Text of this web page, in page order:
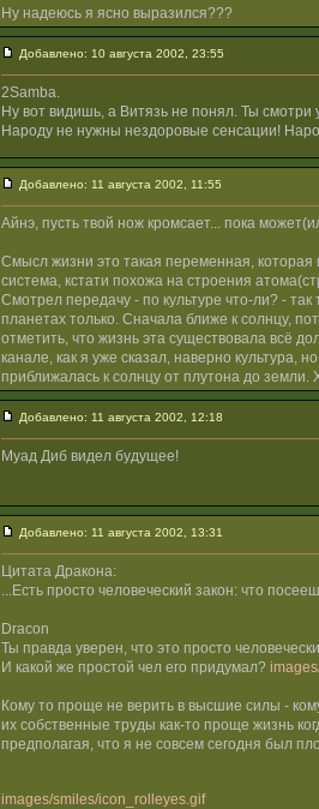
Ну надеюсь я ясно выразился???
Добавлено: 10 августа 2002, 23:55
2Samba.
Ну вот видишь, а Витязь не понял. Ты смотри
Народу не нужны нездоровые сенсации!
Добавлено: 11 августа 2002, 11:55
Айнэ, пусть твой нож кромсает... пока
Смысл жизни это такая переменная, которая
система, кстати похожа на строения
Смотрел передачу - по культуре что-ли? -
планетах только. Сначала ближе к солнцу,
отметить, что жизнь эта существовала всё
канале, как я уже сказал, наверно культура,
приближалась к солнцу от плутона до
Добавлено: 11 августа 2002, 12:18
Муад Диб видел будущее!
Добавлено: 11 августа 2002, 13:31
Цитата Дракона:
...Есть просто человеческий закон: что
Dracon
Ты правда уверен, что это просто
И какой же простой чел его придумал?
Кому то проще не верить в высшие силы -
их собственные труды как-то проще жизнь
предполагая, что я не совсем сегодня был
images/smiles/icon_rolleyes.gif